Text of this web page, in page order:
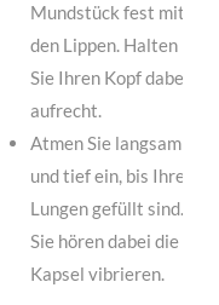
Mundstück fest mit
den Lippen. Halten
Sie Ihren Kopf dabei
aufrecht.
Atmen Sie langsam
und tief ein, bis Ihre
Lungen gefüllt sind.
Sie hören dabei die
Kapsel vibrieren.